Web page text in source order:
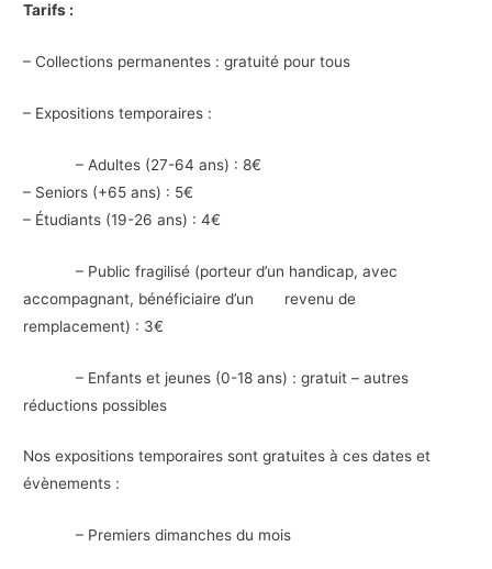
Tarifs :
– Collections permanentes : gratuité pour tous
– Expositions temporaires :
– Adultes (27-64 ans) : 8€
– Seniors (+65 ans) : 5€
– Étudiants (19-26 ans) : 4€
– Public fragilisé (porteur d’un handicap, avec
accompagnant, bénéficiaire d’un revenu de
remplacement) : 3€
– Enfants et jeunes (0-18 ans) : gratuit – autres
réductions possibles
Nos expositions temporaires sont gratuites à ces dates et
évènements :
– Premiers dimanches du mois